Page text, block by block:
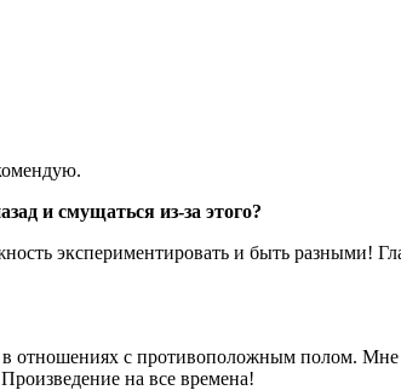
и смущаться из-за этого?
экспериментировать и быть разными!
отношениях с противоположным полом. Мне
на все времена!